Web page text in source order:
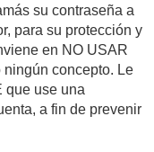
su contraseña a
para su protección y
en NO USAR
concepto. Le
que use una
a fin de prevenir